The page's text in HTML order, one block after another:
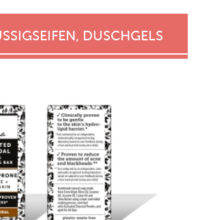
DUSCHGELS